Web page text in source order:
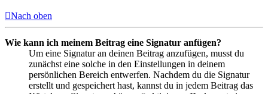
Nach oben
Wie kann ich meinem Beitrag eine Signatur anfügen?
Um eine Signatur an deinen Beitrag anzufügen, musst du
zunächst eine solche in den Einstellungen in deinem
persönlichen Bereich entwerfen. Nachdem du die Signatur
erstellt und gespeichert hast, kannst du in jedem Beitrag das